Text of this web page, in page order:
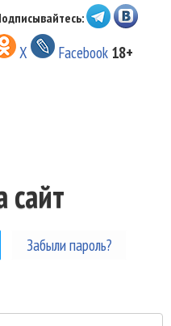
X Facebook 18+
сайт
вкладка)
Забыли пароль?